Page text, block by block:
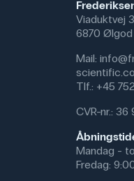
Volumen:
Synonym:
CAS NR: 592-
Molmasse:
Formel: C₆H₁₂
Viaduktvej
6870 Ølgod
Mail:
Tlf.: +45
CVR-nr.: 36
Mandag -
Fredag: